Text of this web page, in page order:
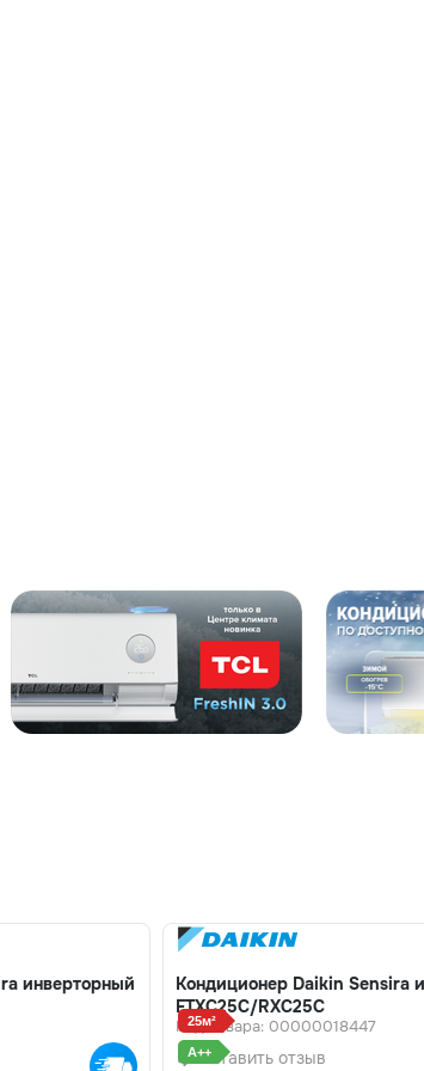
инверторный
25м²
A++
Кондиционер Daikin Sensira
FTXC25C/RXC25C
Код товара: 00000018447
Оставить отзыв